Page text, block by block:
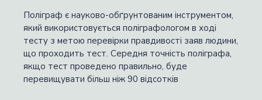
Поліграф є науково-обґрунтованим інструментом,
який використовується поліграфологом в ході
тесту з метою перевірки правдивості заяв людини,
що проходить тест. Середня точність поліграфа,
якщо тест проведено правильно, буде
перевищувати більш ніж 90 відсотків